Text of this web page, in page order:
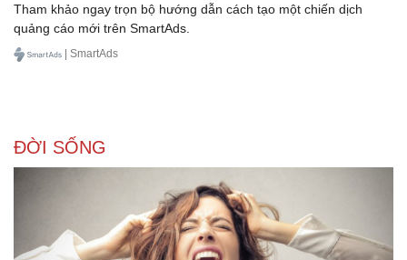
Tham khảo ngay trọn bộ hướng dẫn cách tạo một chiến dịch
quảng cáo mới trên SmartAds.
| SmartAds
ĐỜI SỐNG